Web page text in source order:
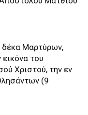
Mαρτύρων,
εικόνα του
Xριστού, την εν
(9